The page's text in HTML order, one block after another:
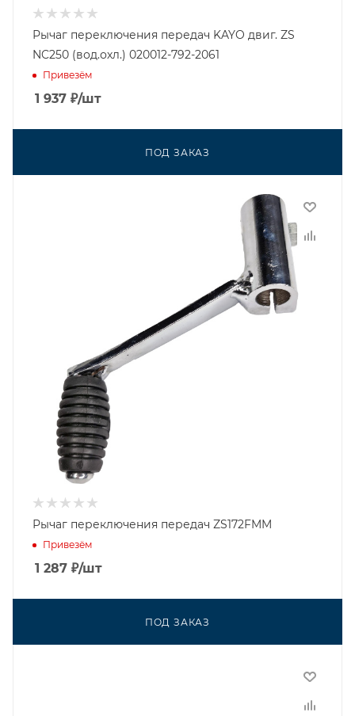
Рычаг переключения передач KAYO двиг. ZS
NC250 (вод.охл.) 020012-792-2061
Привезём
1 937 ₽/шт
ПОД ЗАКАЗ
Рычаг переключения передач ZS172FMM
Привезём
1 287 ₽/шт
ПОД ЗАКАЗ